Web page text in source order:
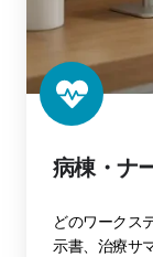
病棟・ナ
どのワークス
示書、治療サ